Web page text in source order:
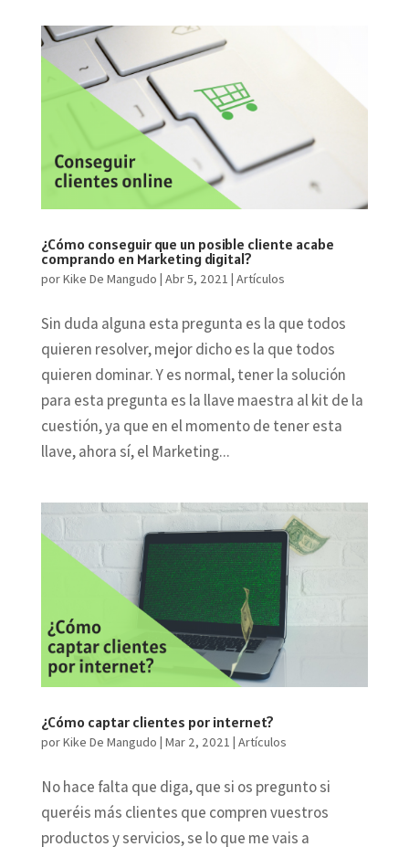
¿Cómo conseguir que un posible cliente acabe
comprando en Marketing digital?
porKike De Mangudo Abr 5, 2021 Artículos
Sin duda alguna esta pregunta es la que todos
quieren resolver, mejor dicho es la que todos
quieren dominar. Y es normal, tener la solución
para esta pregunta es la llave maestra al kit de la
cuestión, ya que en el momento de tener esta
llave, ahora sí, el Marketing...
¿Cómo captar clientes por internet?
porKike De Mangudo | Mar 2, 2021 | Artículos
No hace falta que diga, que si os pregunto si
queréis más clientes que compren vuestros
productos y servicios, se lo que me vais a